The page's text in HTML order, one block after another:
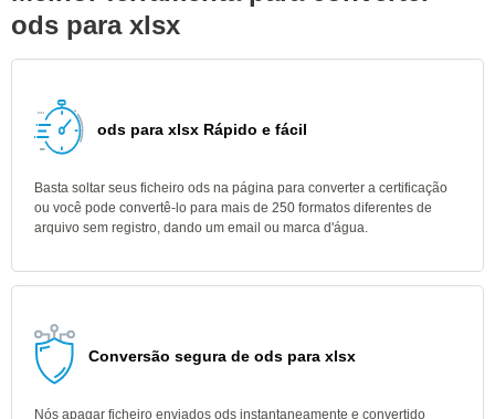
ods para xlsx
ods para xlsx Rápido e fácil
Basta soltar seus ficheiro ods na página para converter a certificação
ou você pode convertê-lo para mais de 250 formatos diferentes de
arquivo sem registro, dando um email ou marca d'água.
Conversão segura de ods para xlsx
Nós apagar ficheiro enviados ods instantaneamente e convertido